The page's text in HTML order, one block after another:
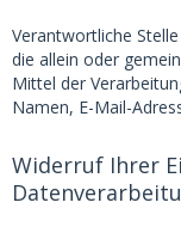
Verantwortliche
die allein oder
Mittel der
Namen, E-Mail-
Widerruf Ihrer